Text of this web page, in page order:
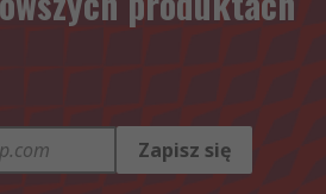
Zapisz się